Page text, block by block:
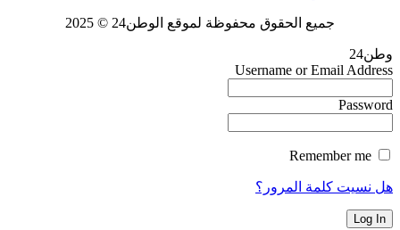
جميع الحقوق محفوظة لموقع الوطن24 © 2025
وطن24
Username or Email Address
Password
هل نسيت كلمة المرور؟